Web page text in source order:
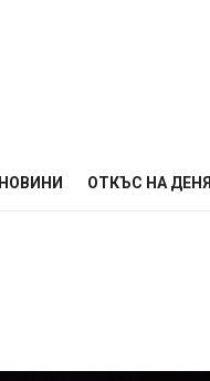
НОВИНИ ОТКЪС НА ДЕНЯ